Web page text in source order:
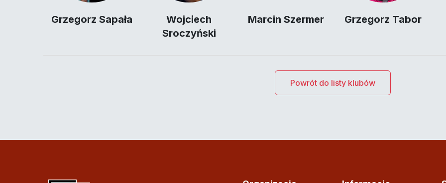
Grzegorz Sapała
Wojciech
Sroczyński
Marcin Szermer Grzegorz Tabor
Powrót do listy klubów